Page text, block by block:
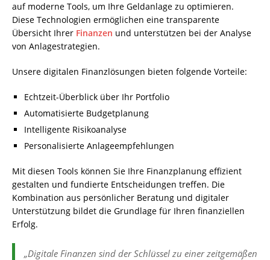
auf moderne Tools, um Ihre Geldanlage zu optimieren.
Diese Technologien ermöglichen eine transparente
Übersicht Ihrer Finanzen und unterstützen bei der Analyse
von Anlagestrategien.
Unsere digitalen Finanzlösungen bieten folgende Vorteile:
Echtzeit-Überblick über Ihr Portfolio
Automatisierte Budgetplanung
Intelligente Risikoanalyse
Personalisierte Anlageempfehlungen
Mit diesen Tools können Sie Ihre Finanzplanung effizient
gestalten und fundierte Entscheidungen treffen. Die
Kombination aus persönlicher Beratung und digitaler
Unterstützung bildet die Grundlage für Ihren finanziellen
Erfolg.
„Digitale Finanzen sind der Schlüssel zu einer zeitgemäßen